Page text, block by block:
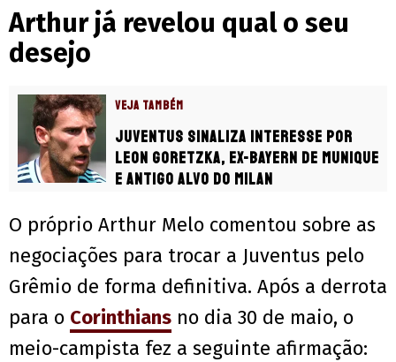
Arthur já revelou qual o seu
desejo
VEJA TAMBÉM
Juventus sinaliza interesse por
Leon Goretzka, ex-Bayern de Munique
e antigo alvo do Milan
O próprio Arthur Melo comentou sobre as
negociações para trocar a Juventus pelo
Grêmio de forma definitiva. Após a derrota
para o Corinthians no dia 30 de maio, o
meio-campista fez a seguinte afirmação: